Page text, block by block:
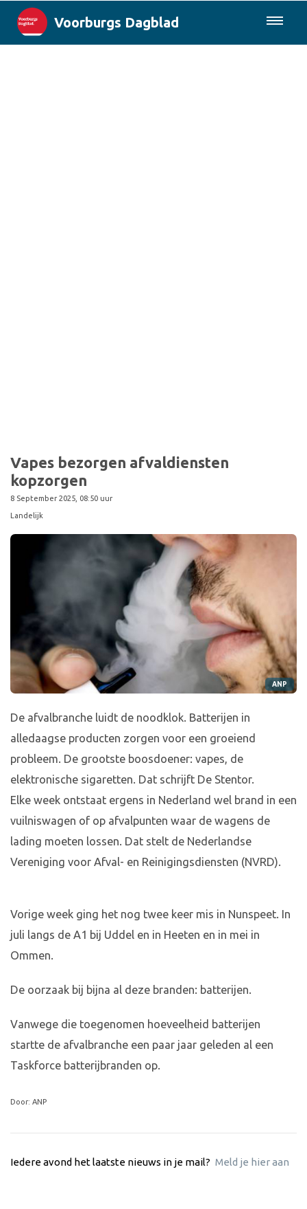
Voorburgs Dagblad
Vapes bezorgen afvaldiensten
kopzorgen
8 September 2025, 08:50 uur
Landelijk
ANP
De afvalbranche luidt de noodklok. Batterijen in
alledaagse producten zorgen voor een groeiend
probleem. De grootste boosdoener: vapes, de
elektronische sigaretten. Dat schrijft De Stentor.
Elke week ontstaat ergens in Nederland wel brand in een
vuilniswagen of op afvalpunten waar de wagens de
lading moeten lossen. Dat stelt de Nederlandse
Vereniging voor Afval- en Reinigingsdiensten (NVRD).
Vorige week ging het nog twee keer mis in Nunspeet. In
juli langs de A1 bij Uddel en in Heeten en in mei in
Ommen.
De oorzaak bij bijna al deze branden: batterijen.
Vanwege die toegenomen hoeveelheid batterijen
startte de afvalbranche een paar jaar geleden al een
Taskforce batterijbranden op.
Door: ANP
Iedere avond het laatste nieuws in je mail? Meld je hier aan